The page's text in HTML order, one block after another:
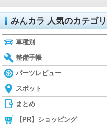
みんカラ 人気のカテゴリ
車種別
整備手帳
パーツレビュー
スポット
まとめ
【PR】ショッピング